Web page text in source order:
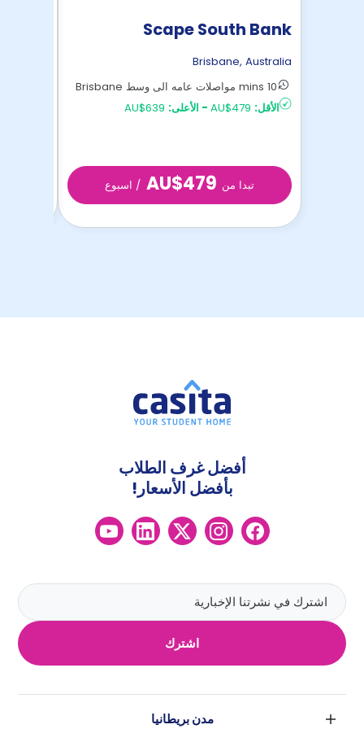
Scape South Bank
Brisbane, Australia
10 mins مواصلات عامه الى وسط Brisbane
الأقل:
- الأعلى:
تبدا من AU$479 / اسبوع
اشترك
أفضل غرف الطلاب
بأفضل الأسعار!
مدن بريطانيا